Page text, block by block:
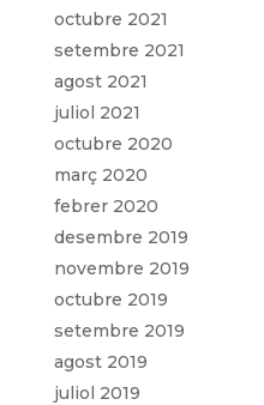
octubre 2021
setembre 2021
agost 2021
juliol 2021
octubre 2020
març 2020
febrer 2020
desembre 2019
novembre 2019
octubre 2019
setembre 2019
agost 2019
juliol 2019